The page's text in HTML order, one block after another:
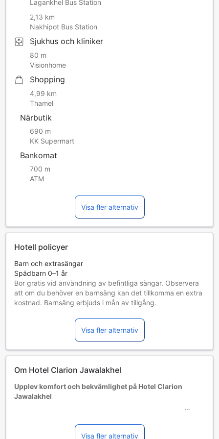
Lagankhel Bus Station
2,13 km
Nakhipot Bus Station
Sjukhus och kliniker
80 m
Visionhome
Shopping
4,99 km
Thamel
Närbutik
690 m
KK Supermart
Bankomat
700 m
ATM
Visa fler alternativ
Hotell policyer
Barn och extrasängar
Spädbarn 0–1 år
Bor gratis vid användning av befintliga sängar. Observera
att om du behöver en barnsäng kan det tillkomma en extra
kostnad. Barnsäng erbjuds i mån av tillgång.
Bor gratis om befintliga sängar används.
Gäster 12 år och äldre betraktas som vuxna
Tillgång av extrasängar beror på vilket rum du väljer. Var
god kontrollera rummets beläggning för mer information.
och tillägg gäller.
Visa fler alternativ
Om Hotel Clarion Jawalakhel
Upplev komfort och bekvämlighet på Hotel Clarion
Jawalakhel
hotell beläget i hjärtat av Katmandu, Nepal. Med endast 1
km till stadens centrum och en bekväm 20-minuters bilfärd
Visa fler alternativ